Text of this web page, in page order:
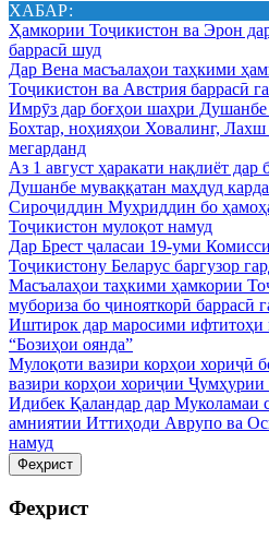
ХАБАР:
Ҳамкории Тоҷикистон ва Эрон
баррасӣ шуд
Дар Вена масъалаҳои таҳкими
Тоҷикистон ва Австрия баррасӣ
Имрӯз дар боғҳои шаҳри
Бохтар, ноҳияҳои Ховалинг, Лахш
мегарданд
Аз 1 август ҳаракати нақлиёт дар
Душанбе муваққатан маҳдуд
Сироҷиддин Муҳриддин бо
Тоҷикистон мулоқот намуд
Дар Брест ҷаласаи 19-уми
Тоҷикистону Беларус баргузор
Масъалаҳои таҳкими ҳамкории
мубориза бо ҷинояткорӣ баррасӣ
Иштирок дар маросими ифтитоҳи
“Бозиҳои оянда”
Мулоқоти вазири корҳои хориҷӣ
вазири корҳои хориҷии
Идибек Қаландар дар Муколамаи
амниятии Иттиҳоди Аврупо ва
намуд
Феҳрист
Феҳрист